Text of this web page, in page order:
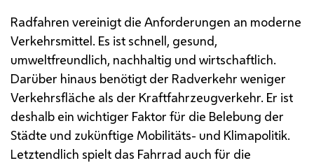
Radfahren vereinigt die Anforderungen an moderne
Verkehrsmittel. Es ist schnell, gesund,
umweltfreundlich, nachhaltig und wirtschaftlich.
Darüber hinaus benötigt der Radverkehr weniger
Verkehrsfläche als der Kraftfahrzeugverkehr. Er ist
deshalb ein wichtiger Faktor für die Belebung der
Städte und zukünftige Mobilitäts- und Klimapolitik.
Letztendlich spielt das Fahrrad auch für die